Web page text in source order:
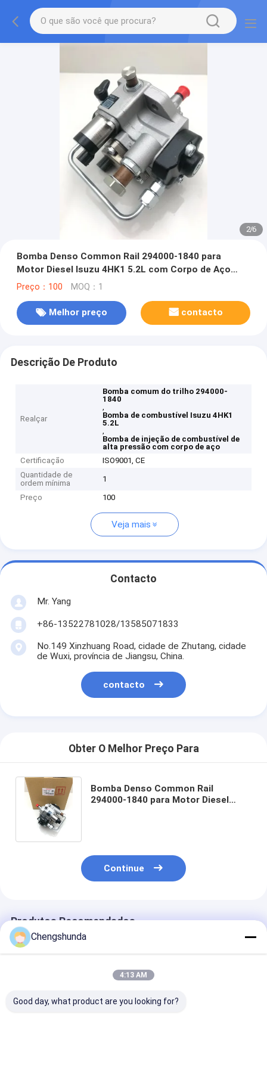
2/6
Bomba Denso Common Rail 294000-1840 para
Motor Diesel Isuzu 4HK1 5.2L com Corpo de Aço
Bomba de Injeção de Combustível de Alta Pressão
Preço：100 MOQ：1
Melhor preço contacto
Descrição De Produto
Realçar
Bomba comum do trilho 294000-
1840
,
Bomba de combustível Isuzu 4HK1
5.2L
,
Bomba de injeção de combustível de
alta pressão com corpo de aço
Certificação
ISO9001, CE
Quantidade de
ordem mínima
1
Preço 100
Veja mais
Contacto
Mr. Yang
+86-13522781028/13585071833
No.149 Xinzhuang Road, cidade de Zhutang, cidade
de Wuxi, província de Jiangsu, China.
contacto
Obter O Melhor Preço Para
Bomba Denso Common Rail
294000-1840 para Motor Diesel
Continue
Produtos Recomendados
Chengshunda
4:13 AM
Good day, what product are you looking for?